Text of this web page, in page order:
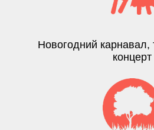
Новогодний
концерт